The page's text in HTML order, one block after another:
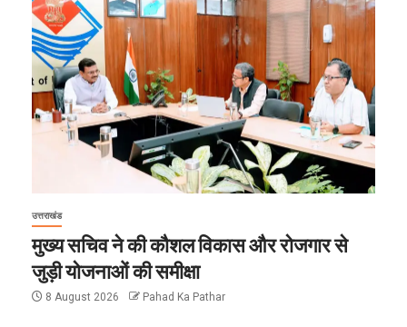
उत्तराखंड
मुख्य सचिव ने की कौशल विकास और रोजगार से
जुड़ी योजनाओं की समीक्षा
8 August 2026 Pahad Ka Pathar